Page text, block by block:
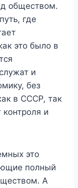
обществом.
где
это было в
и
без
в СССР, так
контроля и
это
полный
А